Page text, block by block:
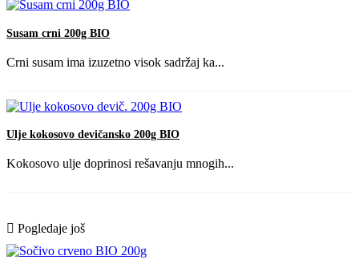
Susam crni 200g BIO
Crni susam ima izuzetno visok sadržaj ka...
Ulje kokosovo devičansko 200g BIO
Kokosovo ulje doprinosi rešavanju mnogih...
Pogledaje još